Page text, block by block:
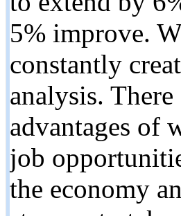
5% improve.
constantly
analysis.
advantages of
job
the economy